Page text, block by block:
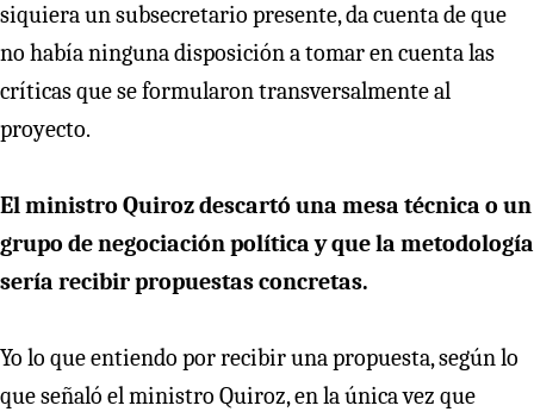
siquiera un subsecretario presente, da cuenta de que
no había ninguna disposición a tomar en cuenta las
críticas que se formularon transversalmente al
proyecto.
El ministro Quiroz descartó una mesa técnica o un
grupo de negociación política y que la metodología
sería recibir propuestas concretas.
Yo lo que entiendo por recibir una propuesta, según lo
que señaló el ministro Quiroz, en la única vez que